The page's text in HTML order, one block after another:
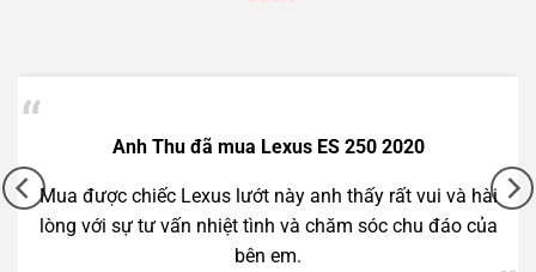
Cảm ơn Hà Nội Car đã tư vấn rất chu đáo để anh có
chiếc xe rất ưng ý này.